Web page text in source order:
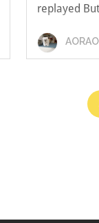
replayed